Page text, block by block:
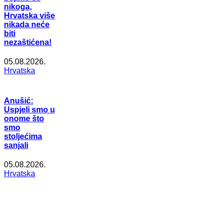
nikoga,
Hrvatska više
nikada neće
biti
nezaštićena!
05.08.2026.
Hrvatska
Anušić:
Uspjeli smo u
onome što
smo
stoljećima
sanjali
05.08.2026.
Hrvatska